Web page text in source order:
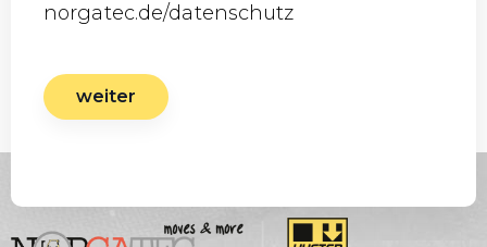
norgatec.de/datenschutz
weiter